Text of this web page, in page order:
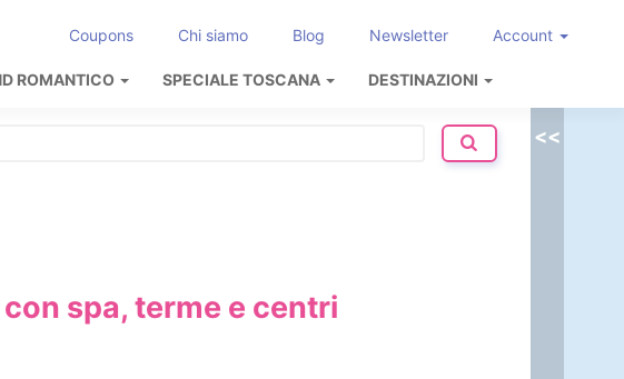
Coupons Chi siamo Blog Newsletter Account
ROMANTICO SPECIALE TOSCANA DESTINAZIONI
spa, terme e centri
<<